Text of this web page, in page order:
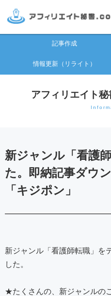
記事作成
情報更新（リライト）
アフィリエイト
新ジャンル「看護
た。即納記事ダウ
「キジポン」
新ジャンル「看護師転職」を
した。
★たくさんの、新ジャンルの